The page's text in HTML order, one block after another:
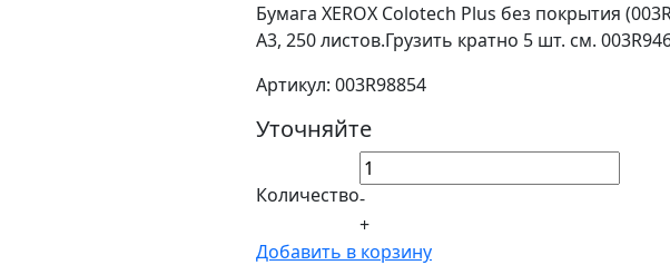
Бумага XEROX Colotech Plus без покрытия
A3, 250 листов.Грузить кратно 5 шт. см.
Артикул: 003R98854
Уточняйте
Количество-
+
Добавить в корзину